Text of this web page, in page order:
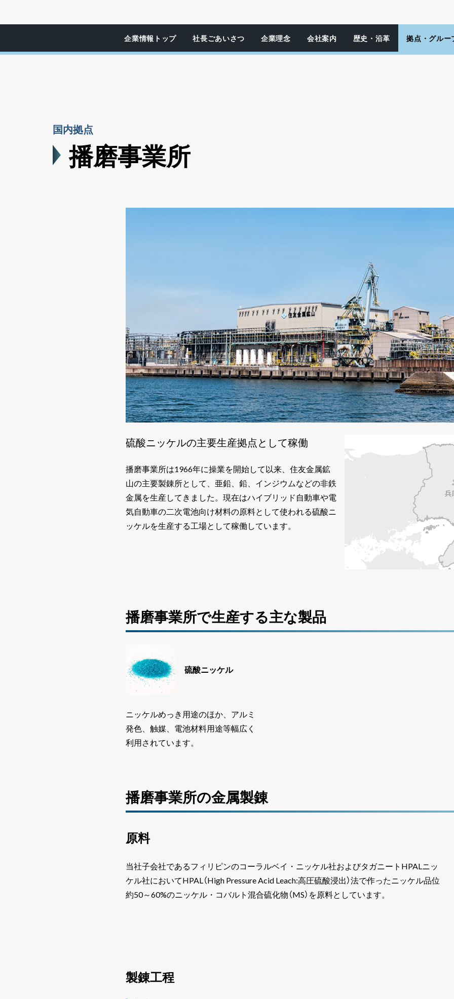
企業情報 トップ 社長ごあいさつ 企業理念 会社案内 歴史・ 沿革 拠点・ グルー
国内拠点
播磨事業所
硫酸ニッケルの主要生産拠点として稼働
播磨事業所は1966年に操業を開始して以来、住友金属鉱
山の主要製錬所として、亜鉛、鉛、インジウムなどの非鉄
金属を生産してきました。現在はハイブリッド自動車や電
気自動車の二次電池向け材料の原料として使われる硫酸ニ
ッケルを生産する工場として稼働しています。
播磨事業所で生産する主な製品
硫酸ニッケル
ニッケルめっき用途のほか、アルミ
発色、触媒、電池材料用途等幅広く
利用されています。
播磨事業所の金属製錬
原料
当社子会社であるフィリピンのコーラルベイ・ニッケル社およびタガニートHPALニッ
ケル社においてHPAL（High Pressure Acid Leach:高圧硫酸浸出）法で作ったニッケル品位
約50～60%のニッケル・コバルト混合硫化物（MS）を原料としています。
製錬工程